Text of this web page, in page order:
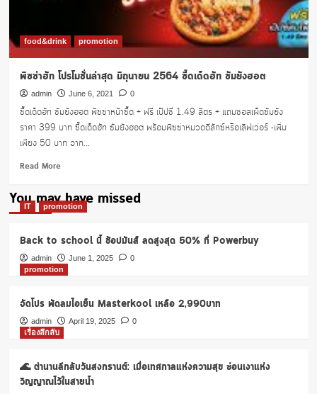
food&drink promotion
พิซซ่าฮัท โปรโมชั่นล่าสุด มิถุนายน 2564 ซี๊ดเด็ดฮัท ซัมยังฮอต
admin June 6, 2021 0
ซี๊ดเด็ดฮัท ซัมยังฮอต พิซซ่าหน้าซี๊ด + ฟรี เป๊ปซี่ 1.49 ลิตร + แถมซอสเผ็ดซัมยัง
ราคา 399 บาท ซี๊ดเด็ดฮัท ซัมยังฮอต พร้อมพิซซ่าหมวดดีลักซ์หรือเลิฟเว่อร์ -เพิ่ม
เพียง 50 บาท จาก...
Read MoreRead
about
พิซซ่า
โม
ชั่น
ล่าสุด
2564
เด็ด
ฮัท
ยัง
ฮอต
You may have missed
IT promotion
Back to school นี้ ช้อปมันส์ ลดสูงสุด 50% ที่ Powerbuy
admin June 1, 2025
0
promotion
จัดโปร พัดลมไอเย็น Masterkool เหลือ 2,990บาท
admin April 19, 2025
0
เรื่องลึกลับ
🌊 ตำนานลึกลับวันสงกรานต์: เมื่อเทศกาลแห่งความสุข ซ่อนเงาแห่ง
วิญญาณไว้ในสายน้ำ